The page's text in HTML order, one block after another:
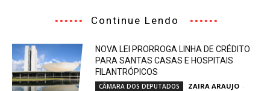
Continue Lendo
NOVA LEI PRORROGA LINHA DE CRÉDITO
PARA SANTAS CASAS E HOSPITAIS
FILANTRÓPICOS
CÂMARA DOS DEPUTADOS ZAIRA ARAUJO -